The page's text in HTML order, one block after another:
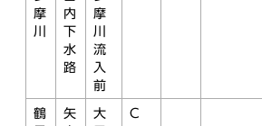
摩
川
内
下
水
路
摩
川
流
入
前
鶴
矢
大
C